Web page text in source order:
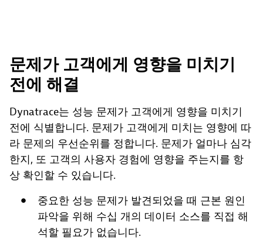
문제가 고객에게 영향을 미치기
전에 해결
Dynatrace는 성능 문제가 고객에게 영향을 미치기
전에 식별합니다. 문제가 고객에게 미치는 영향에 따
라 문제의 우선순위를 정합니다. 문제가 얼마나 심각
한지, 또 고객의 사용자 경험에 영향을 주는지를 항
상 확인할 수 있습니다.
중요한 성능 문제가 발견되었을 때 근본 원인
파악을 위해 수십 개의 데이터 소스를 직접 해
석할 필요가 없습니다.